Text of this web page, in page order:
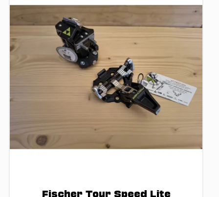
Fischer Tour Speed Lite